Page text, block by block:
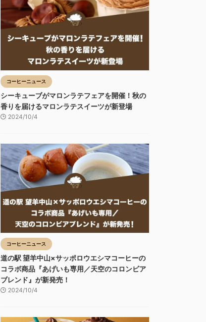
コーヒーニュース
シーキューブがマロンラテフェアを開催！秋の
香りを届けるマロンラテスイーツが新登場
2024/10/4
コーヒーニュース
道の駅 望羊中山×サッポロウエシマコーヒーの
コラボ商品『あげいも専用／天空のコロンビア
ブレンド』が新発売！
2024/10/4